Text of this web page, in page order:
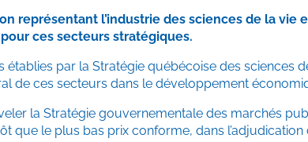
représentant l’industrie des sciences de la
ces secteurs stratégiques.
établies par la Stratégie québécoise des
de ces secteurs dans le développement
la Stratégie gouvernementale des marchés
que le plus bas prix conforme, dans